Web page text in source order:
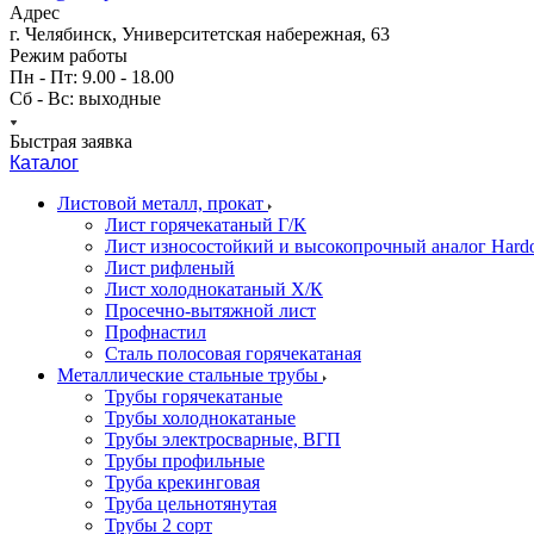
Адрес
г. Челябинск, Университетская набережная, 63
Режим работы
Пн - Пт: 9.00 - 18.00
Сб - Вс: выходные
Быстрая заявка
Каталог
Листовой металл, прокат
Лист горячекатаный Г/К
Лист износостойкий и высокопрочный аналог
Лист рифленый
Лист холоднокатаный Х/К
Просечно-вытяжной лист
Профнастил
Сталь полосовая горячекатаная
Металлические стальные трубы
Трубы горячекатаные
Трубы холоднокатаные
Трубы электросварные, ВГП
Трубы профильные
Труба крекинговая
Труба цельнотянутая
Трубы 2 сорт